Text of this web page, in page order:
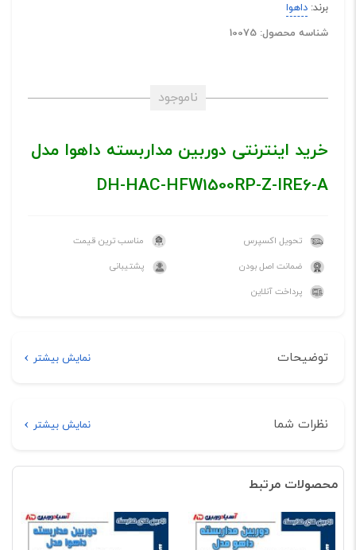
برند: داهوا
شناسه محصول: 10075
ناموجود
خرید اینترنتی دوربین مداربسته داهوا مدل
DH-HAC-HFW1500RP-Z-IRE6-A
تحویل اکسپرس
مناسب ترین قیمت
ضمانت اصل بودن
پشتیبانی
پرداخت آنلاین
توضیحات نمایش بیشتر
نظرات شما نمایش بیشتر
هیچ دیدگاهی برای این محصول نوشته نشده است.
اولین نفری باشید که دیدگاهی را ارسال می کنید برای
“دوربین مداربسته داهوا مدل DH-HAC-HFW1500RP-Z-
IRE6-A”
محصولات مرتبط